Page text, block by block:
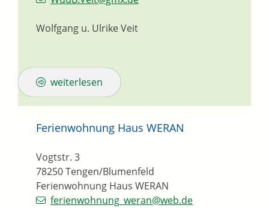
Wolfgang u. Ulrike Veit
weiterlesen
Ferienwohnung Haus WERAN
Ferienwohnung Haus WERAN
Vogtstr. 3
78250Tengen/Blumenfeld
ferienwohnung_weran@web.de